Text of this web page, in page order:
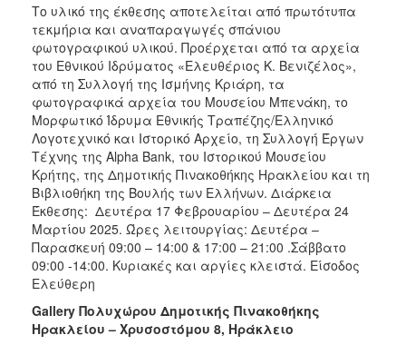
Το υλικό της έκθεσης αποτελείται από πρωτότυπα
τεκμήρια και αναπαραγωγές σπάνιου
φωτογραφικού υλικού. Προέρχεται από τα αρχεία
του Εθνικού Ιδρύματος «Ελευθέριος Κ. Βενιζέλος»,
από τη Συλλογή της Ισμήνης Κριάρη, τα
φωτογραφικά αρχεία του Μουσείου Μπενάκη, το
Μορφωτικό Ίδρυμα Εθνικής Τραπέζης/Ελληνικό
Λογοτεχνικό και Ιστορικό Αρχείο, τη Συλλογή Έργων
Τέχνης της Alpha Bank, του Ιστορικού Μουσείου
Κρήτης, της Δημοτικής Πινακοθήκης Ηρακλείου και τη
Βιβλιοθήκη της Βουλής των Ελλήνων. Διάρκεια
Έκθεσης: Δευτέρα 17 Φεβρουαρίου – Δευτέρα 24
Μαρτίου 2025. Ώρες λειτουργίας: Δευτέρα –
Παρασκευή 09:00 – 14:00 & 17:00 – 21:00 .Σάββατο
09:00 -14:00. Κυριακές και αργίες κλειστά. Είσοδος
Ελεύθερη
Gallery Πολυχώρου Δημοτικής Πινακοθήκης
Ηρακλείου – Χρυσοστόμου 8, Ηράκλειο